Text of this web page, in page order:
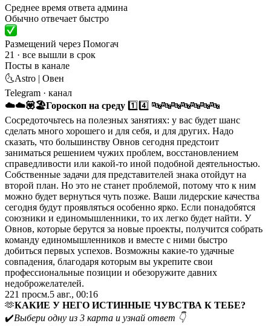
Среднее время ответа админа
Обычно отвечает быстро
Размещений через Помогач
21 · все вышли в срок
Посты в канале
🌜Astro | Овен
Telegram · канал
☁️☁️💟🏖️Гороскоп на среду 1️⃣4️⃣ 🔤🔤🔤🔤🔤🔤🔤
Сосредоточьтесь на полезных занятиях: у вас будет шанс
сделать много хорошего и для себя, и для других. Надо
сказать, что большинству Овнов сегодня предстоит
заниматься решением чужих проблем, восстановлением
справедливости или какой-то иной подобной деятельностью.
Собственные задачи для представителей знака отойдут на
второй план. Но это не станет проблемой, потому что к ним
можно будет вернуться чуть позже. Ваши лидерские качества
сегодня будут проявляться особенно ярко. Если понадобятся
союзники и единомышленники, то их легко будет найти. У
Овнов, которые берутся за новые проекты, получится собрать
команду единомышленников и вместе с ними быстро
добиться первых успехов. Возможны какие-то удачные
совпадения, благодаря которым вы укрепите свои
профессиональные позиции и обезоружите давних
недоброжелателей.
221 просм.5 авг., 00:16
🫶КАКИЕ У НЕГО ИСТИННЫЕ ЧУВСТВА К ТЕБЕ?
✔️Выбери одну из 3 карта и узнай ответ 👇